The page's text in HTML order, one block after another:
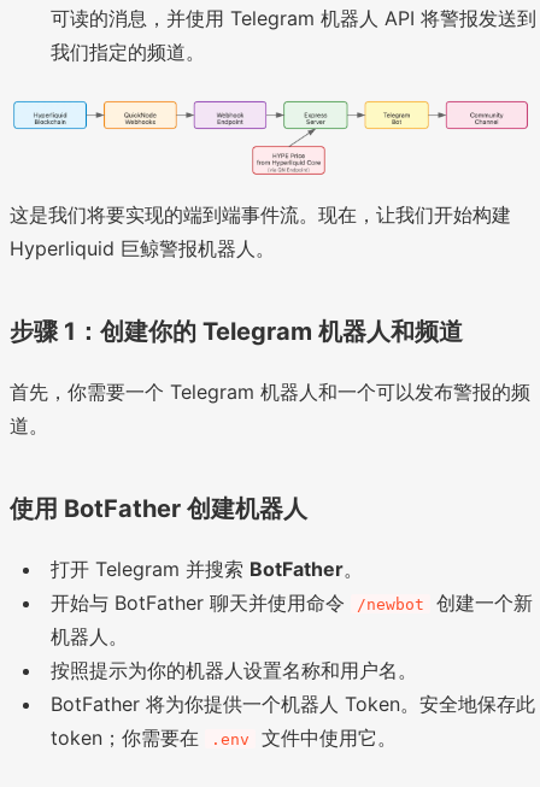
可读的消息，并使用 Telegram 机器人 API 将警报发送到
我们指定的频道。
这是我们将要实现的端到端事件流。现在，让我们开始构建
Hyperliquid 巨鲸警报机器人。
步骤 1：创建你的 Telegram 机器人和频道
首先，你需要一个 Telegram 机器人和一个可以发布警报的频
道。
使用 BotFather 创建机器人
打开 Telegram 并搜索 BotFather。
开始与 BotFather 聊天并使用命令
/newbot
创建一个新
机器人。
按照提示为你的机器人设置名称和用户名。
BotFather 将为你提供一个机器人 Token。安全地保存此
token；你需要在
.env 文件中使用它。